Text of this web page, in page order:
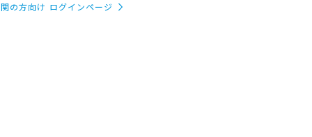
の方向け ログインページ